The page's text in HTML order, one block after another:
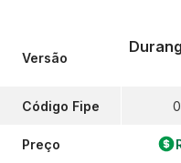
Versão
Código Fipe
Preço